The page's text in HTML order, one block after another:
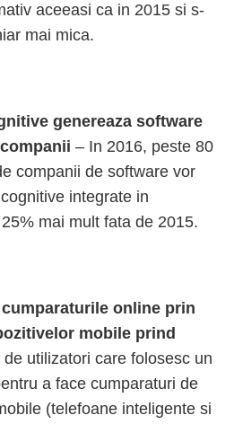
aceeasi ca in 2015 si s-
mai mica.
genereaza software
– In 2016, peste 80
companii de software vor
integrate in
mai mult fata de 2015.
online prin
mobile prind
de utilizatori care folosesc un
a face cumparaturi de
(telefoane inteligente si